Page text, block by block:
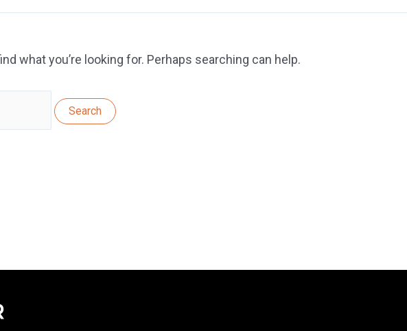
what you’re looking for. Perhaps searching can help.